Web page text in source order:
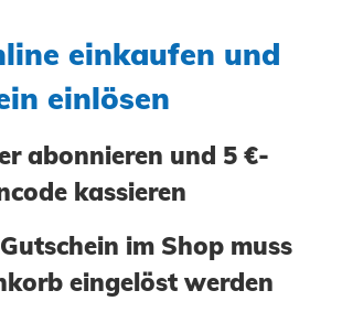
einkaufen und
einlösen
abonnieren und 5 €-
kassieren
im Shop muss
eingelöst werden